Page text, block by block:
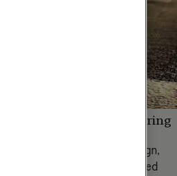
och hållbar reseplanering
människor med tåg, spårvagn,
Västra Götalandsregionen. Med